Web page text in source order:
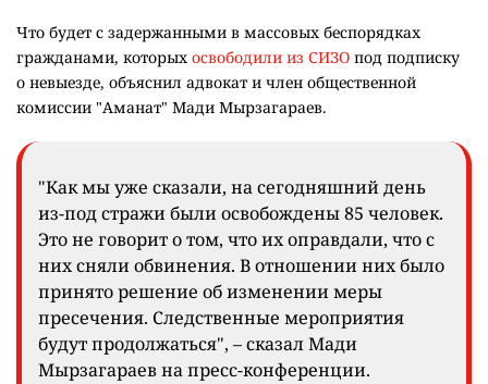
Что будет с задержанными в массовых беспорядках
гражданами, которых освободили из СИЗО под подписку
о невыезде, объяснил адвокат и член общественной
комиссии "Аманат" Мади Мырзагараев.
"Как мы уже сказали, на сегодняшний день
из-под стражи были освобождены 85 человек.
Это не говорит о том, что их оправдали, что с
них сняли обвинения. В отношении них было
принято решение об изменении меры
пресечения. Следственные мероприятия
будут продолжаться", – сказал Мади
Мырзагараев на пресс-конференции.